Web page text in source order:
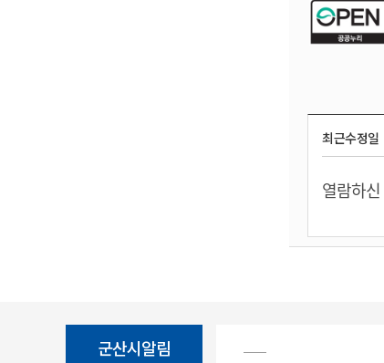
최근수정일
열람하신
군산시알림